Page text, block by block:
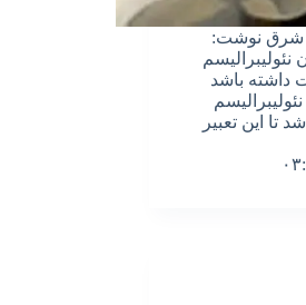
شرق نوشت:
نئولیبرالیسم
داشته باشد
تا این تعبیر